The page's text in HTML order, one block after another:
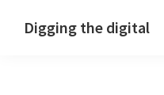
Digging the digital